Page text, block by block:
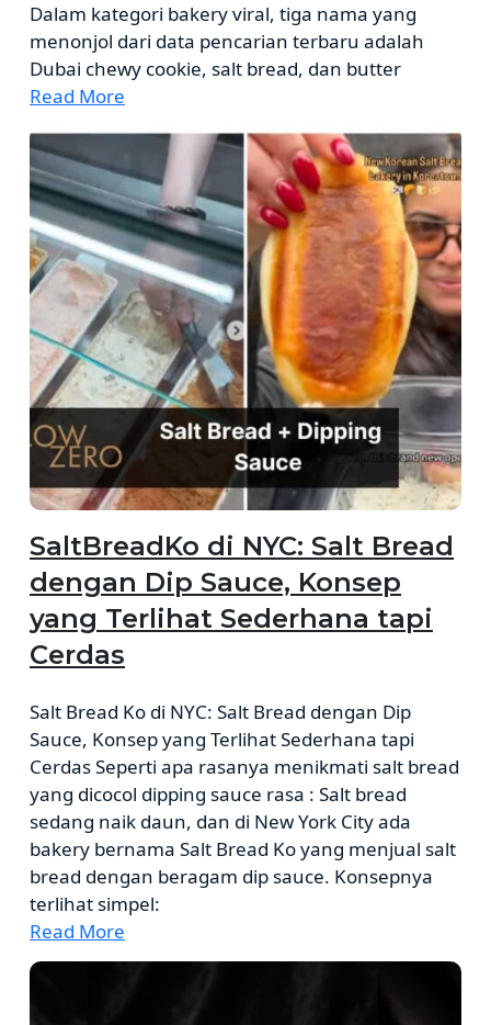
Dalam kategori bakery viral, tiga nama yang
menonjol dari data pencarian terbaru adalah
Dubai chewy cookie, salt bread, dan butter
Read More
SaltBreadKo di NYC: Salt Bread
dengan Dip Sauce, Konsep
yang Terlihat Sederhana tapi
Cerdas
Salt Bread Ko di NYC: Salt Bread dengan Dip
Sauce, Konsep yang Terlihat Sederhana tapi
Cerdas Seperti apa rasanya menikmati salt bread
yang dicocol dipping sauce rasa : Salt bread
sedang naik daun, dan di New York City ada
bakery bernama Salt Bread Ko yang menjual salt
bread dengan beragam dip sauce. Konsepnya
terlihat simpel:
Read More